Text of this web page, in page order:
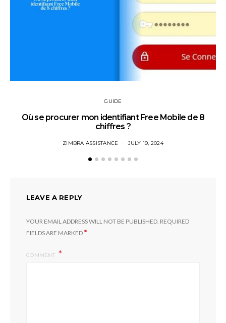
GUIDE
Où se procurer mon identifiant Free Mobile de 8
chiffres ?
ZIMBRA ASSISTANCE JULY 19, 2024
LEAVE A REPLY
YOUR EMAIL ADDRESS WILL NOT BE PUBLISHED. REQUIRED
FIELDS ARE MARKED*
COMMENT